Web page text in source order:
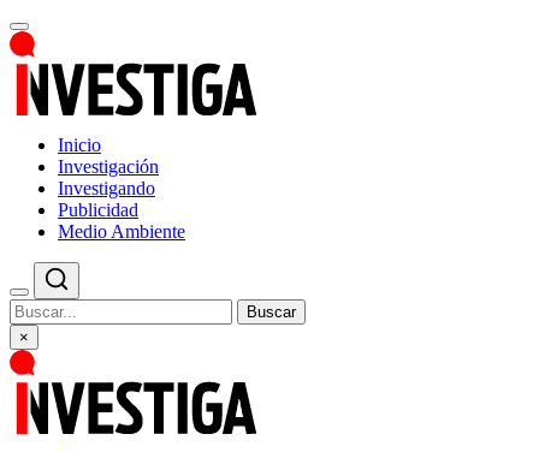
Inicio
Investigación
Investigando
Publicidad
Medio Ambiente
Buscar
×